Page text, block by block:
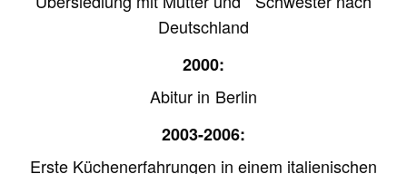
Deutschland
2000:
Abitur in Berlin
2003-2006:
Erste Küchenerfahrungen in einem italienischen